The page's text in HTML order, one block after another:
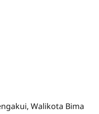
Walikota Bima